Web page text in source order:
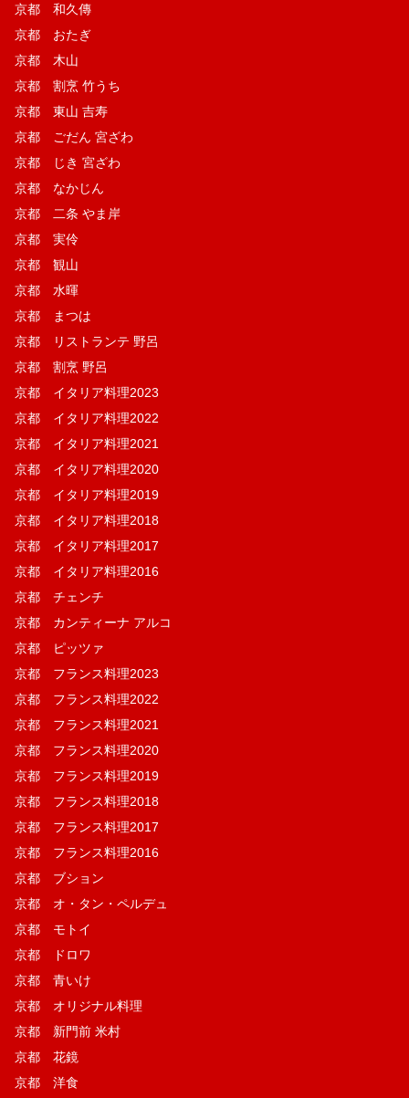
京都 和久傳
京都 おたぎ
京都 木山
京都 割烹 竹うち
京都 東山 吉寿
京都 ごだん 宮ざわ
京都 じき 宮ざわ
京都 なかじん
京都 二条 やま岸
京都 実伶
京都 観山
京都 水暉
京都 まつは
京都 リストランテ 野呂
京都 割烹 野呂
京都 イタリア料理2023
京都 イタリア料理2022
京都 イタリア料理2021
京都 イタリア料理2020
京都 イタリア料理2019
京都 イタリア料理2018
京都 イタリア料理2017
京都 イタリア料理2016
京都 チェンチ
京都 カンティーナ アルコ
京都 ピッツァ
京都 フランス料理2023
京都 フランス料理2022
京都 フランス料理2021
京都 フランス料理2020
京都 フランス料理2019
京都 フランス料理2018
京都 フランス料理2017
京都 フランス料理2016
京都 ブション
京都 オ・タン・ペルデュ
京都 モトイ
京都 ドロワ
京都 青いけ
京都 オリジナル料理
京都 新門前 米村
京都 花鏡
京都 洋食